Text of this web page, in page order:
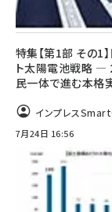
特集【第1部 その1
ト太陽電池戦略 ―
民一体で進む本格
インプレス
7月24日 16:56